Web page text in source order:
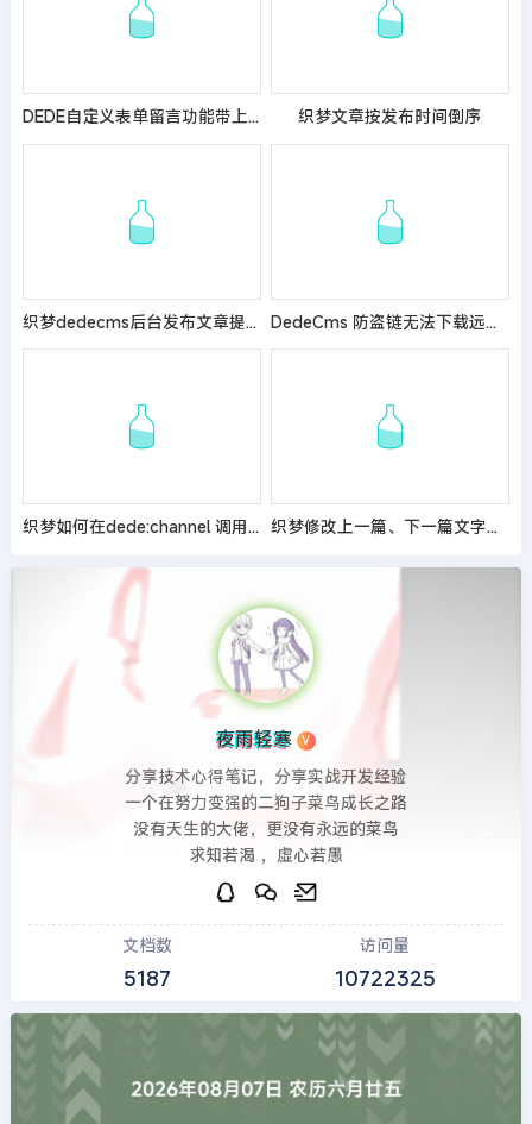
DEDE自定义表单留言功能带上提交页面的url地址信息 织梦文章按发布时间倒序
织梦dedecms后台发布文章提示“标题不能为空” DedeCms 防盗链无法下载远程图片的解决方法
织梦如何在dede:channel 调用{dede:field.seotitle /} 织梦修改上一篇、下一篇文字字数
夜雨轻寒 V
分享技术心得笔记，分享实战开发经验
一个在努力变强的二狗子菜鸟成长之路
没有天生的大佬，更没有永远的菜鸟
求知若渴 ，虚心若愚
文档数
5187
访问量
10722325